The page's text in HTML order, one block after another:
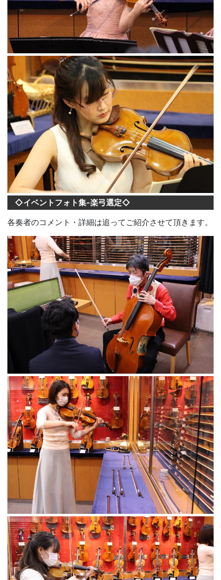
◇イベントフォト集-楽弓選定◇
各奏者のコメント・詳細は追ってご紹介させて頂きます。